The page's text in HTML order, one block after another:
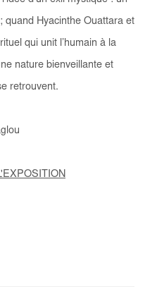
quand Hyacinthe Ouattara et
qui unit l’humain à la
nature bienveillante et
retrouvent.